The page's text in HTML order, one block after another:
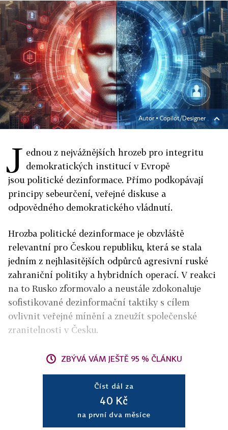
Autor ▪Copilot/Designer
J ednou z nejvážnějších hrozeb pro integritu
demokratických institucí v Evropě
jsou politické dezinformace. Přímo podkopávají
principy sebeurčení, veřejné diskuse a
odpovědného demokratického vládnutí.
Hrozba politické dezinformace je obzvláště
relevantní pro Českou republiku, která se stala
jedním z nejhlasitějších odpůrců agresivní ruské
zahraniční politiky a hybridních operací. V reakci
na to Rusko zformovalo a neustále zdokonaluje
sofistikované dezinformační taktiky s cílem
ovlivnit veřejné mínění a zneužít společenské
zranitelnosti v Česku.
ZBÝVÁ VÁM JEŠTĚ 95 % ČLÁNKU
Číst dál za
40 Kč
na první dva měsíce